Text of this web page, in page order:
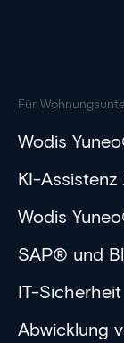
Für
Wodis
KI-Assistenz
Wodis
SAP® und
IT-Sicherheit
Abwicklung